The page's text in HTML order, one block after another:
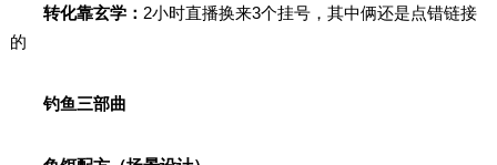
转化靠玄学： 2小时直播换来3个挂号，其中俩还是点错链接
的
钓鱼三部曲